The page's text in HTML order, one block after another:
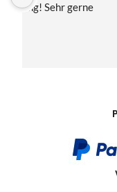
Hammer war
Samstag